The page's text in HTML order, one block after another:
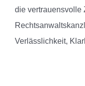
die vertrauensvolle
Verlässlichkeit,